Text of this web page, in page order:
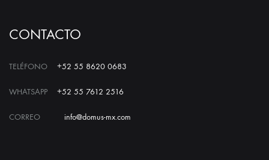
CONTACTO
TELÉFONO +52 55 8620 0683
WHATSAPP +52 55 7612 2516
CORREO info@domus-mx.com